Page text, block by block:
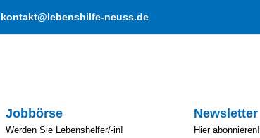
kontakt@lebenshilfe-neuss.de
Jobbörse
Werden Sie Lebenshelfer/-in!
Newsletter
Hier abonnieren!